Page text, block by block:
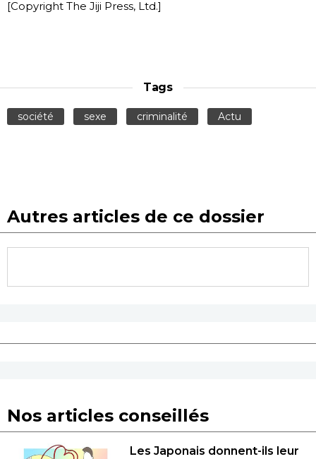
[Copyright The Jiji Press, Ltd.]
Tags
société sexe criminalité Actu
Autres articles de ce dossier
Nos articles conseillés
Les Japonais donnent-ils leur